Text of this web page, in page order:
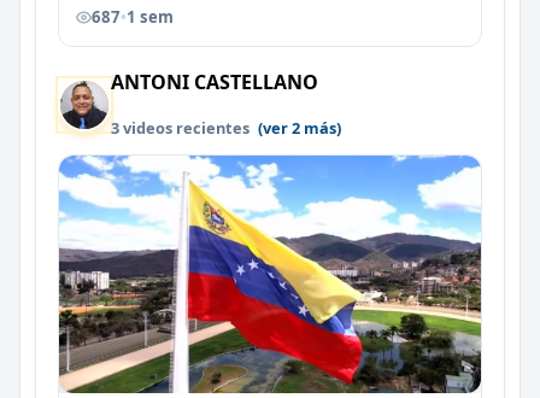
687•1 sem
ANTONI CASTELLANO
3 videos recientes (ver 2 más)